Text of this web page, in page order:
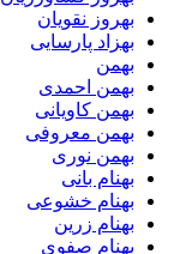
بهروز نقویان
بهزاد پارسایی
بهمن
بهمن احمدی
بهمن کاویانی
بهمن معروفی
بهمن نوری
بهنام بانی
بهنام خشوعی
بهنام زرین
بهنام صفوی